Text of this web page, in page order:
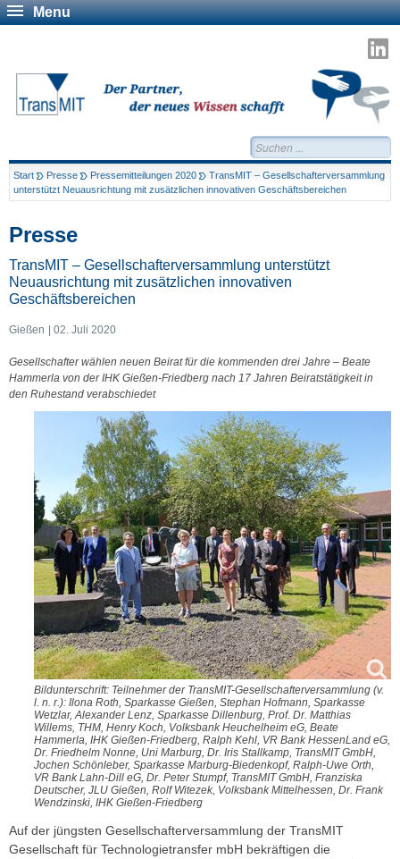
Menu
Suchen...
Start Presse Pressemitteilungen 2020
TransMIT – Gesellschafterversammlung
unterstützt Neuausrichtung mit zusätzlichen innovativen Geschäftsbereichen
Presse
TransMIT – Gesellschafterversammlung unterstützt
Neuausrichtung mit zusätzlichen innovativen
Geschäftsbereichen
Gießen 02. Juli 2020
Gesellschafter wählen neuen Beirat für die kommenden drei Jahre – Beate
Hammerla von der IHK Gießen-Friedberg nach 17 Jahren Beiratstätigkeit in
den Ruhestand verabschiedet
Bildunterschrift: Teilnehmer der TransMIT-Gesellschafterversammlung (v.
l. n. r.): Ilona Roth, Sparkasse Gießen, Stephan Hofmann, Sparkasse
Wetzlar, Alexander Lenz, Sparkasse Dillenburg, Prof. Dr. Matthias
Willems, THM, Henry Koch, Volksbank Heuchelheim eG, Beate
Hammerla, IHK Gießen-Friedberg, Ralph Kehl, VR Bank HessenLand eG,
Dr. Friedhelm Nonne, Uni Marburg, Dr. Iris Stallkamp, TransMIT GmbH,
Jochen Schönleber, Sparkasse Marburg-Biedenkopf, Ralph-Uwe Orth,
VR Bank Lahn-Dill eG, Dr. Peter Stumpf, TransMIT GmbH, Franziska
Deutscher, JLU Gießen, Rolf Witezek, Volksbank Mittelhessen, Dr. Frank
Wendzinski, IHK Gießen-Friedberg
Auf der jüngsten Gesellschafterversammlung der TransMIT
Gesellschaft für Technologietransfer mbH bekräftigen die